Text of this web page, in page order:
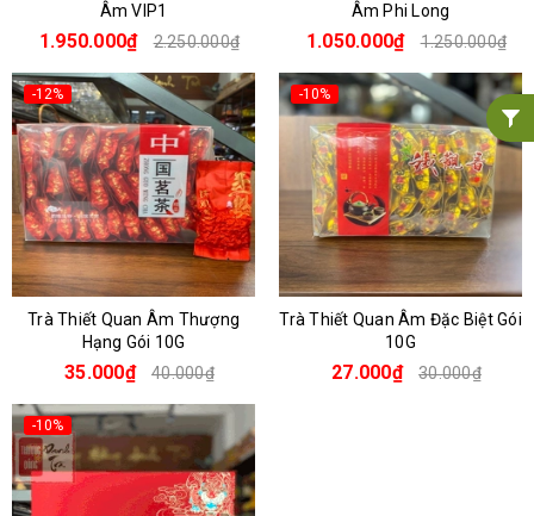
Âm VIP1
1.950.000₫ 2.250.000₫
Âm Phi Long
1.050.000₫ 1.250.000₫
-12%
Trà Thiết Quan Âm Thượng
Hạng Gói 10G
35.000₫ 40.000₫
-10%
Trà Thiết Quan Âm Đặc Biệt Gói
10G
27.000₫ 30.000₫
-10%